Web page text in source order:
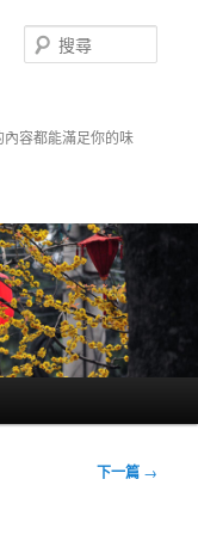
容都能滿足你的味
尋
下一篇 →